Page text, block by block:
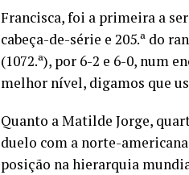
Francisca, foi a primeira a
cabeça-de-série e 205.ª do
(1072.ª), por 6-2 e 6-0, num
melhor nível, digamos que
Quanto a Matilde Jorge,
duelo com a norte-
posição na hierarquia